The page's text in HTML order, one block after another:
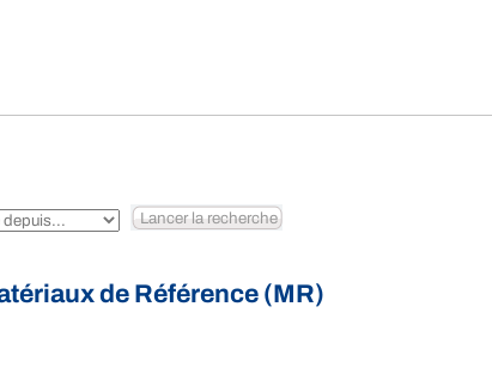
de Référence (MR)